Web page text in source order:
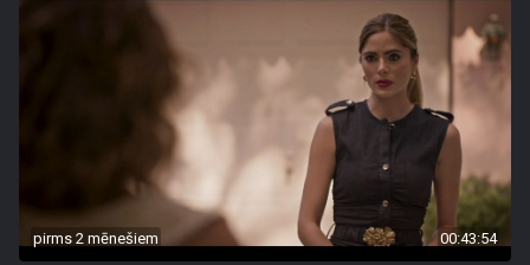
pirms 2 mēnešiem 00:43:54